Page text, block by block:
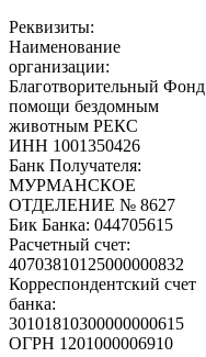
Реквизиты:
Наименование
организации:
Благотворительный Фонд
помощи бездомным
животным РЕКС
ИНН 1001350426
Банк Получателя:
МУРМАНСКОЕ
ОТДЕЛЕНИЕ № 8627
Бик Банка: 044705615
Расчетный счет:
40703810125000000832
Корреспондентский счет
банка:
30101810300000000615
ОГРН 1201000006910